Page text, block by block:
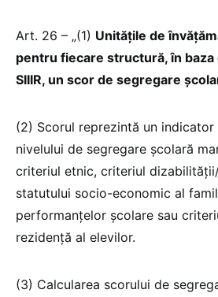
Art. 26 – „(1) Unitățile de
pentru fiecare structură, în
SIIIR, un scor de segregare
(2) Scorul reprezintă un
nivelului de segregare școlară
criteriul etnic, criteriul
statutului socio-economic al
performanțelor școlare sau
rezidență al elevilor.
(3) Calcularea scorului de